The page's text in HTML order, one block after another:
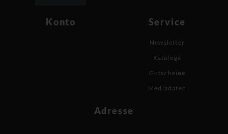
Konto Service
Newsletter
Kataloge
Gutscheine
Mediadaten
Adresse